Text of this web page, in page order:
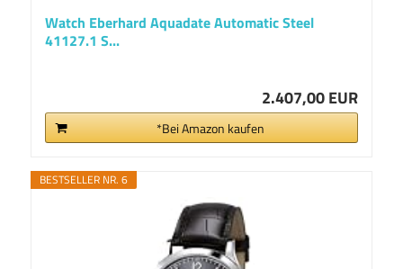
Watch Eberhard Aquadate Automatic Steel
41127.1 S...
2.407,00 EUR
*Bei Amazon kaufen
BESTSELLER NR. 6